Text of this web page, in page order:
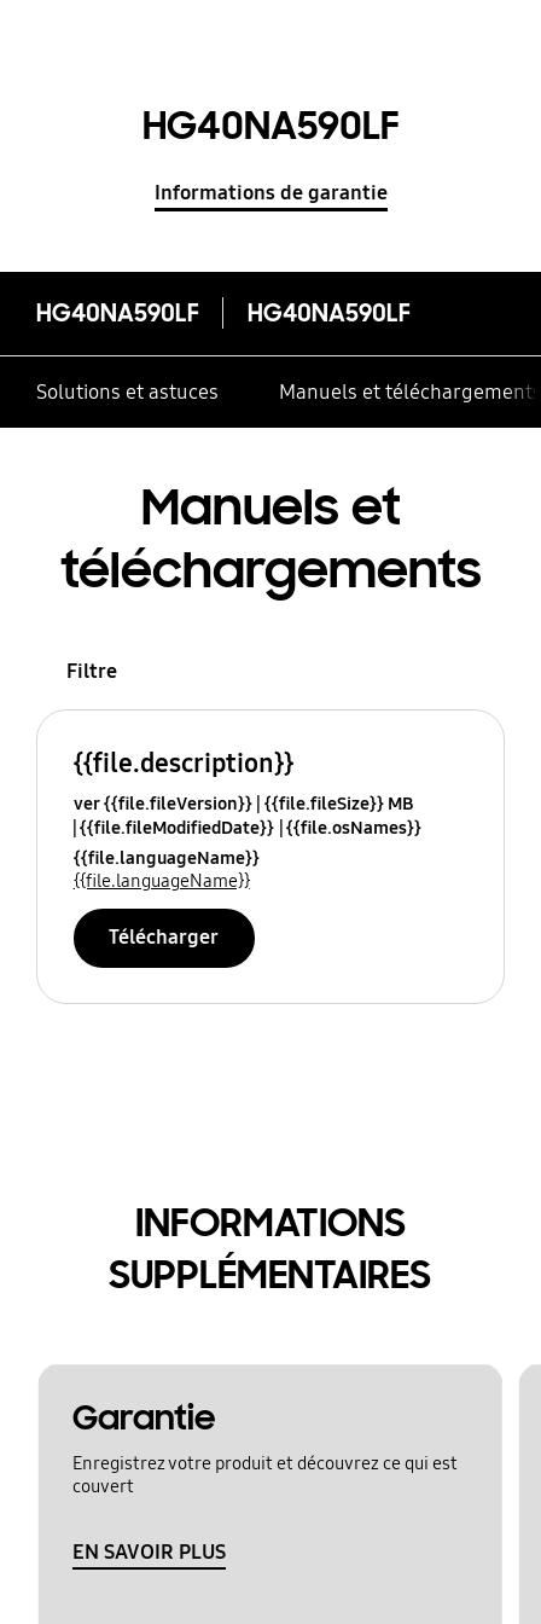
HG40NA590LF
Informations de garantie
HG40NA590LF HG40NA590LF
Solutions et astuces Manuels et téléchargements
Manuels et
téléchargements
Filtre
{{file.description}}
ver {{file.fileVersion}} {{file.fileSize}} MB
{{file.fileModifiedDate}} {{file.osNames}}
{{file.languageName}}
{{file.languageName}}
Télécharger
INFORMATIONS
SUPPLÉMENTAIRES
Garantie
Enregistrez votre produit et découvrez ce qui est
couvert
EN SAVOIR PLUS